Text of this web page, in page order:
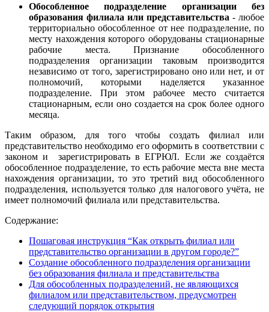
Обособленное подразделение организации без
образования филиала или представительства - любое
территориально обособленное от нее подразделение, по
месту нахождения которого оборудованы стационарные
рабочие места. Признание обособленного
подразделения организации таковым производится
независимо от того, зарегистрировано оно или нет, и от
полномочий, которыми наделяется указанное
подразделение. При этом рабочее место считается
стационарным, если оно создается на срок более одного
месяца.
Таким образом, для того чтобы создать филиал или
представительство необходимо его оформить в соответствии с
законом и зарегистрировать в ЕГРЮЛ. Если же создаётся
обособленное подразделение, то есть рабочие места вне места
нахождения организации, то это третий вид обособленного
подразделения, используется только для налогового учёта, не
имеет полномочий филиала или представительства.
Содержание:
Пошаговая инструкция “Как открыть филиал или
представительство организации в другом городе?”
Создание обособленного подразделения организации
без образования филиала и представительства
Для обособленных подразделений, не являющихся
филиалом или представительством, предусмотрен
следующий порядок открытия